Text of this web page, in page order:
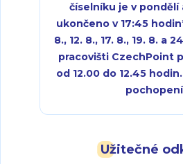
Užitečné
číselníku je v pondělí
ukončeno v 17:45 hodin
8., 12. 8., 17. 8., 19. 8. a
pracovišti CzechPoint
od 12.00 do 12.45
Úterý:
Úterý: